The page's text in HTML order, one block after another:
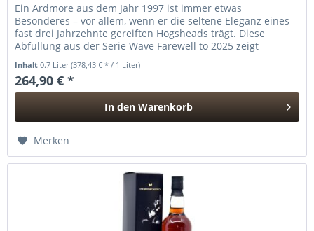
Ein Ardmore aus dem Jahr 1997 ist immer etwas
Besonderes – vor allem, wenn er die seltene Eleganz eines
fast drei Jahrzehnte gereiften Hogsheads trägt. Diese
Abfüllung aus der Serie Wave Farewell to 2025 zeigt
Inhalt0.7 Liter(378,43 € * / 1 Liter)
264,90 € *
In den Warenkorb
Merken